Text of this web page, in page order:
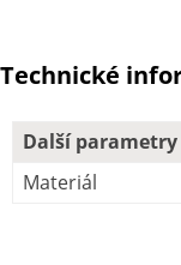
Technické
Další parametry
Materiál